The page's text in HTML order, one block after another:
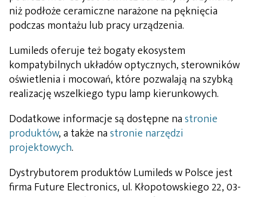
niż podłoże ceramiczne narażone na pęknięcia
podczas montażu lub pracy urządzenia.
Lumileds oferuje też bogaty ekosystem
kompatybilnych układów optycznych, sterowników
oświetlenia i mocowań, które pozwalają na szybką
realizację wszelkiego typu lamp kierunkowych.
Dodatkowe informacje są dostępne nastronie
produktów, a także nastronie narzędzi
projektowych.
Dystrybutorem produktów Lumileds w Polsce jest
firma Future Electronics, ul. Kłopotowskiego 22, 03-